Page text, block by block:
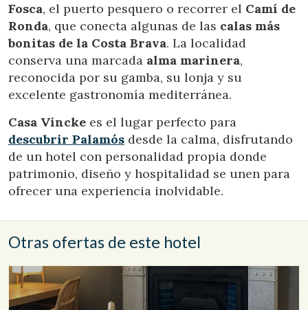
Fosca, el puerto pesquero o recorrer el Camí de
Ronda, que conecta algunas de las calas más
bonitas de la Costa Brava. La localidad
conserva una marcada alma marinera,
reconocida por su gamba, su lonja y su
excelente gastronomía mediterránea.
Casa Vincke es el lugar perfecto para
descubrir Palamós desde la calma, disfrutando
de un hotel con personalidad propia donde
patrimonio, diseño y hospitalidad se unen para
ofrecer una experiencia inolvidable.
Otras ofertas de este hotel